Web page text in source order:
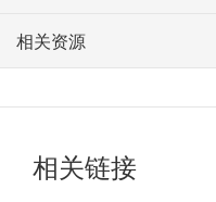
相关资源
相关链接